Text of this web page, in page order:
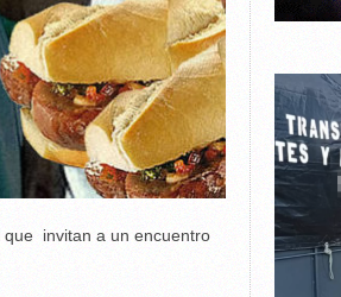
que invitan a un encuentro